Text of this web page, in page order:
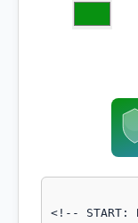
<!-- START: